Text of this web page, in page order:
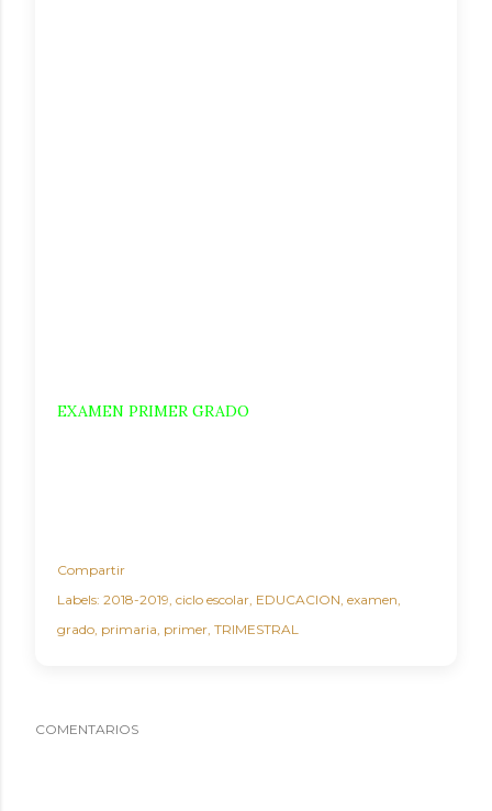
EXAMEN PRIMER GRADO
Compartir
Labels: 2018-2019 ciclo escolar EDUCACION examen
grado primaria primer TRIMESTRAL
COMENTARIOS